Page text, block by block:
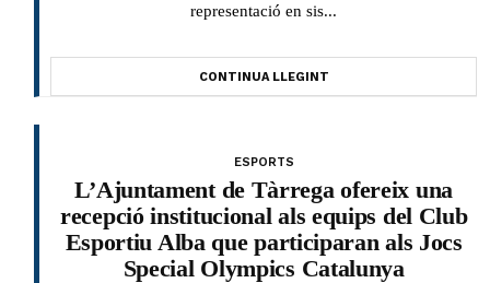
representació en sis...
CONTINUA LLEGINT
ESPORTS
L’Ajuntament de Tàrrega ofereix una
recepció institucional als equips del Club
Esportiu Alba que participaran als Jocs
Special Olympics Catalunya